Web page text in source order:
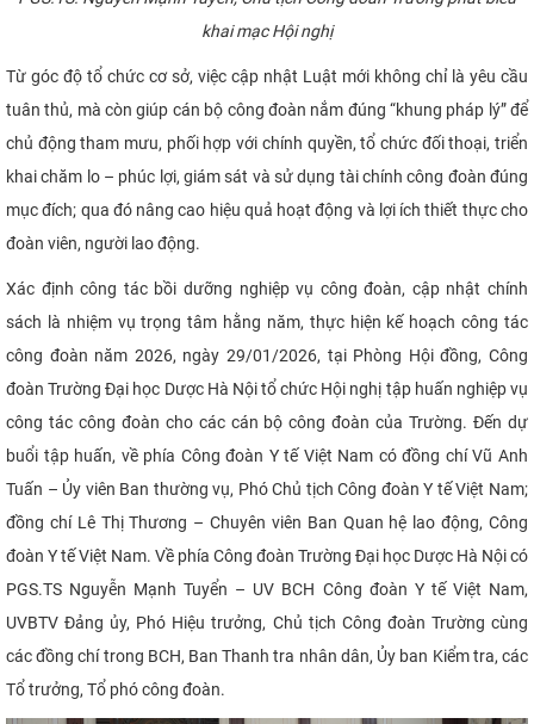
khai mạc Hội nghị
Từ góc độ tổ chức cơ sở, việc cập nhật Luật mới không chỉ là yêu cầu
tuân thủ, mà còn giúp cán bộ công đoàn nắm đúng “khung pháp lý” để
chủ động tham mưu, phối hợp với chính quyền, tổ chức đối thoại, triển
khai chăm lo – phúc lợi, giám sát và sử dụng tài chính công đoàn đúng
mục đích; qua đó nâng cao hiệu quả hoạt động và lợi ích thiết thực cho
đoàn viên, người lao động.
Xác định công tác bồi dưỡng nghiệp vụ công đoàn, cập nhật chính
sách là nhiệm vụ trọng tâm hằng năm, thực hiện kế hoạch công tác
công đoàn năm 2026, ngày 29/01/2026, tại Phòng Hội đồng, Công
đoàn Trường Đại học Dược Hà Nội tổ chức Hội nghị tập huấn nghiệp vụ
công tác công đoàn cho các cán bộ công đoàn của Trường. Đến dự
buổi tập huấn, về phía Công đoàn Y tế Việt Nam có đồng chí Vũ Anh
Tuấn – Ủy viên Ban thường vụ, Phó Chủ tịch Công đoàn Y tế Việt Nam;
đồng chí Lê Thị Thương – Chuyên viên Ban Quan hệ lao động, Công
đoàn Y tế Việt Nam. Về phía Công đoàn Trường Đại học Dược Hà Nội có
PGS.TS Nguyễn Mạnh Tuyển – UV BCH Công đoàn Y tế Việt Nam,
UVBTV Đảng ủy, Phó Hiệu trưởng, Chủ tịch Công đoàn Trường cùng
các đồng chí trong BCH, Ban Thanh tra nhân dân, Ủy ban Kiểm tra, các
Tổ trưởng, Tổ phó công đoàn.